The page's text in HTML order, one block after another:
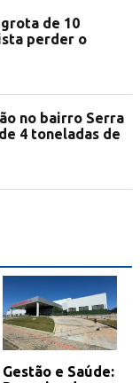
de 10
perder o
no bairro Serra
4 toneladas de
Gestão e Saúde: